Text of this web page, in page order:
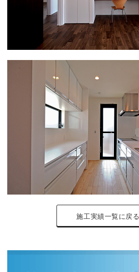
施工実績一覧に戻る